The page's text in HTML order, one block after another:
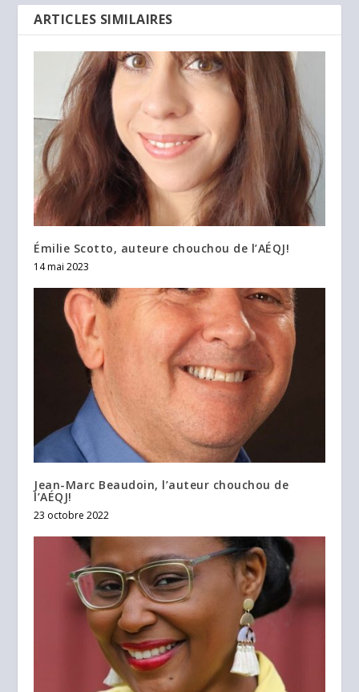
ARTICLES SIMILAIRES
Émilie Scotto, auteure chouchou de l’AÉQJ!
14 mai 2023
Jean-Marc Beaudoin, l’auteur chouchou de
l’AÉQJ!
23 octobre 2022